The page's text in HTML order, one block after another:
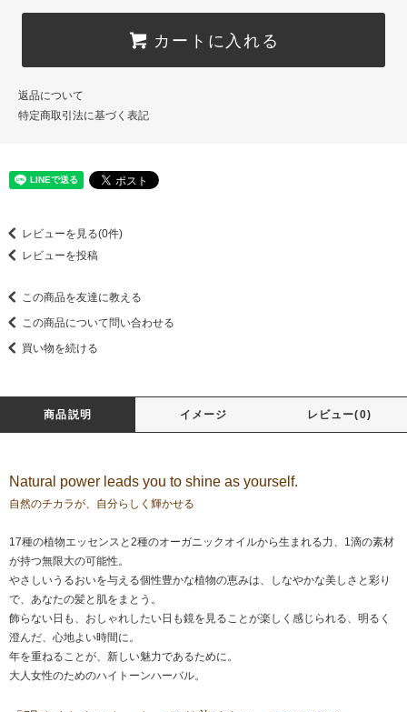
カートに入れる
返品について
特定商取引法に基づく表記
レビューを見る(0件)
レビューを投稿
この商品を友達に教える
この商品について問い合わせる
買い物を続ける
商品説明 イメージ レビュー(0)
Natural power leads you to shine as yourself.
自然のチカラが、自分らしく輝かせる
17種の植物エッセンスと2種のオーガニックオイルから生まれる力、1滴の素材
が持つ無限大の可能性。
やさしいうるおいを与える個性豊かな植物の恵みは、しなやかな美しさと彩り
で、あなたの髪と肌をまとう。
飾らない日も、おしゃれしたい日も鏡を見ることが楽しく感じられる、明るく
澄んだ、心地よい時間に。
年を重ねることが、新しい魅力であるために。
大人女性のためのハイトーンハーバル。